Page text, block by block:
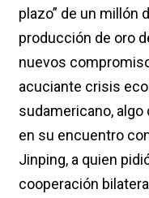
plazo” de un millón
producción de oro
nuevos
acuciante crisis
sudamericano,
en su encuentro
Jinping, a quien
cooperación